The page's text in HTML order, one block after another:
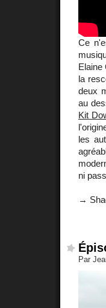
Ce
Elaine
la
deux
au
Kit
les
ni
→
Par